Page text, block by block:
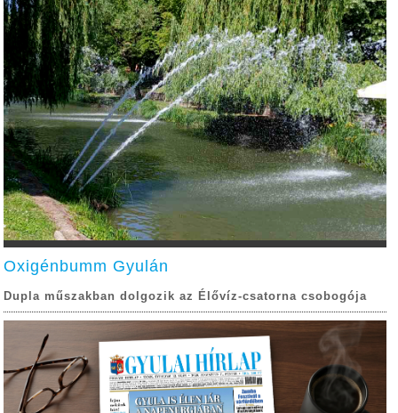
Oxigénbumm Gyulán
Dupla műszakban dolgozik az Élővíz-csatorna csobogója